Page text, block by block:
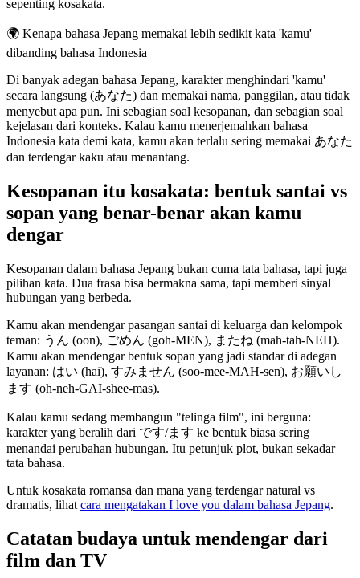
sepenting kosakata.
🌍 Kenapa bahasa Jepang memakai lebih sedikit kata 'kamu'
dibanding bahasa Indonesia
Di banyak adegan bahasa Jepang, karakter menghindari 'kamu'
secara langsung (あなた) dan memakai nama, panggilan, atau tidak
menyebut apa pun. Ini sebagian soal kesopanan, dan sebagian soal
kejelasan dari konteks. Kalau kamu menerjemahkan bahasa
Indonesia kata demi kata, kamu akan terlalu sering memakai あなた
dan terdengar kaku atau menantang.
Kesopanan itu kosakata: bentuk santai vs
sopan yang benar-benar akan kamu
dengar
Kesopanan dalam bahasa Jepang bukan cuma tata bahasa, tapi juga
pilihan kata. Dua frasa bisa bermakna sama, tapi memberi sinyal
hubungan yang berbeda.
Kamu akan mendengar pasangan santai di keluarga dan kelompok
teman: うん (oon), ごめん (goh-MEN), またね (mah-tah-NEH).
Kamu akan mendengar bentuk sopan yang jadi standar di adegan
layanan: はい (hai), すみません (soo-mee-MAH-sen), お願いし
ます (oh-neh-GAI-shee-mas).
Kalau kamu sedang membangun "telinga film", ini berguna:
karakter yang beralih dari です/ます ke bentuk biasa sering
menandai perubahan hubungan. Itu petunjuk plot, bukan sekadar
tata bahasa.
Untuk kosakata romansa dan mana yang terdengar natural vs
dramatis, lihat cara mengatakan I love you dalam bahasa Jepang.
Catatan budaya untuk mendengar dari
film dan TV